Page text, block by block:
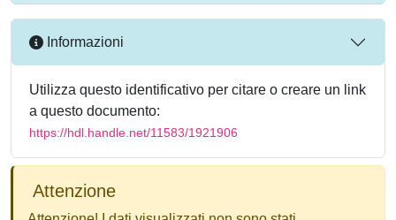
Informazioni
Utilizza questo identificativo per citare o creare un link
a questo documento:
https://hdl.handle.net/11583/1921906
Attenzione